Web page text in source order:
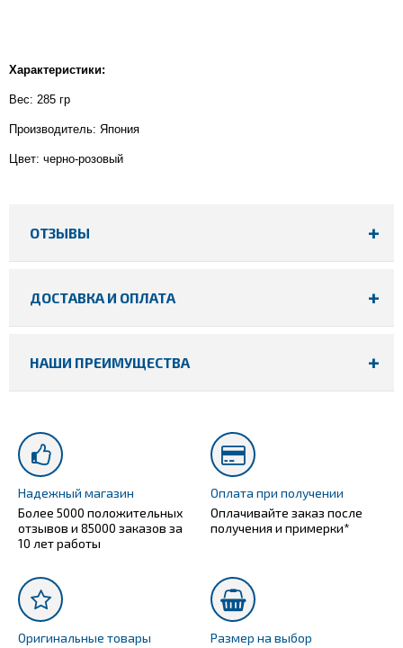
Характеристики:
Вес: 285 гр
Производитель: Япония
Цвет: черно-розовый
ОТЗЫВЫ
ДОСТАВКА И ОПЛАТА
НАШИ ПРЕИМУЩЕСТВА
Надежный магазин
Более 5000 положительных
отзывов и 85000 заказов за
10 лет работы
Оплата при получении
Оплачивайте заказ после
получения и примерки*
Оригинальные товары
Размер на выбор